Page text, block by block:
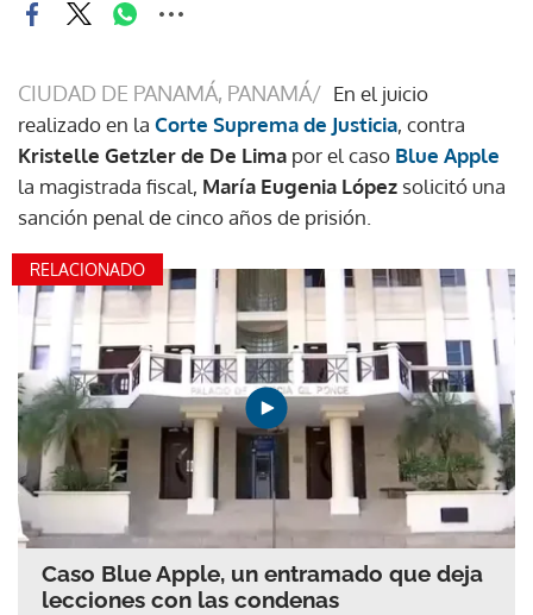
CIUDAD DE PANAMÁ, PANAMÁ/ En el juicio
realizado en la Corte Suprema de Justicia, contra
Kristelle Getzler de De Lima por el caso Blue Apple
la magistrada fiscal, María Eugenia López solicitó una
sanción penal de cinco años de prisión.
RELACIONADO
Caso Blue Apple, un entramado que deja
lecciones con las condenas